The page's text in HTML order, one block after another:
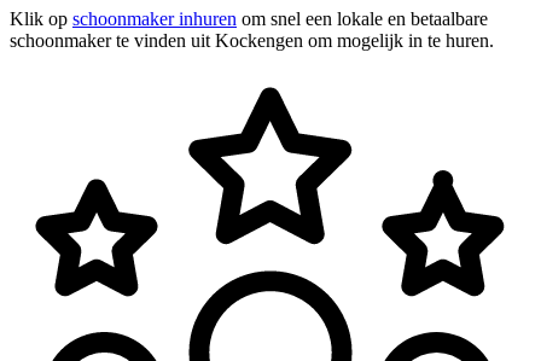
Klik op schoonmaker inhuren om snel een lokale en betaalbare
schoonmaker te vinden uit Kockengen om mogelijk in te huren.